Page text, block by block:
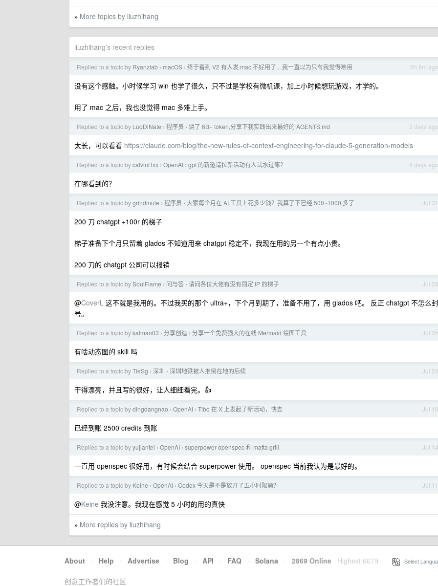
» More topics by liuzhihang
liuzhihang's recent replies
5h 8m ago
Replied to a topic by Ryanzlab › macOS › 终于看到 V2 有人发 mac 不好用了....我一直以为只有我觉得难用
没有这个感触。小时候学习 win 也学了很久，只不过是学校有微机课，加上小时候想玩游戏，才学的。
用了 mac 之后，我也没觉得 mac 多难上手。
2 days ago
Replied to a topic by LuoDiNate › 程序员 › 烧了 6B+ token,分享下我实践出来最好的 AGENTS.md
太长，可以看看 https://claude.com/blog/the-new-rules-of-context-engineering-for-claude-5-generation-models
4 days ago
Replied to a topic bycalvinHxx › OpenAI › gpt 的新邀请拉新活动有人试水过嘛？
在哪看到的？
Jul 31
Replied to a topic bygrindmule › 程序员 › 大家每个月在 AI 工具上花多少钱？我算了下已经 500 -1000 多了
200 刀 chatgpt +100r 的梯子
梯子准备下个月只留着 glados 不知道用来 chatgpt 稳定不，我现在用的另一个有点小贵。
200 刀的 chatgpt 公司可以报销
Jul 28
Replied to a topic bySoulFlame › 问与答 › 请问各位大佬有没有固定 IP 的梯子
@CoverL 这不就是我用的。不过我买的那个 ultra+，下个月到期了，准备不用了，用 glados 吧。 反正 chatgpt 不怎么封
号。
Jul 26
Replied to a topic bykalman03 › 分享创造 › 分享一个免费强大的在线 Mermaid 绘图工具
有啥动态图的 skill 吗
Jul 23
Replied to a topic byTieSg › 深圳 › 深圳地铁被人推倒在地的后续
干得漂亮，并且写的很好，让人细细看完。👍
Jul 16
Replied to a topic bydingdangnao › OpenAI › Tibo 在 X 上发起了新活动，快去
已经到账 2500 credits 到账
Jul 14
Replied to a topic byyujianfei › OpenAI › superpower openspec 和 matta grill
一直用 openspec 很好用，有时候会结合 superpower 使用。 openspec 当前我认为是最好的。
Jul 11
Replied to a topic by Keine › OpenAI › Codex 今天是不是放开了五小时限额？
@Keine 我没注意。我现在感觉 5 小时的用的真快
» More replies by liuzhihang
About · Help · Advertise · Blog · API · FAQ · Solana · 2869 Online Highest 6679 Select
创意工作者们的社区